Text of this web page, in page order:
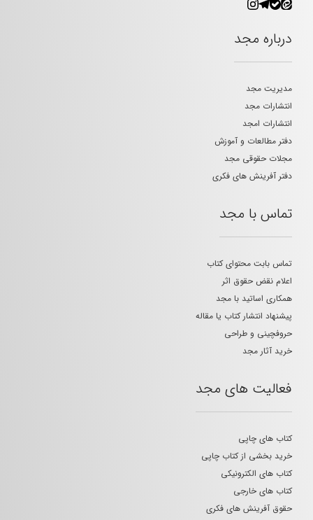
درباره مجد
مدیریت مجد
انتشارات مجد
انتشارات امجد
دفتر مطالعات و آموزش
مجلات حقوقی مجد
دفتر آفرینش های فکری
تماس با مجد
تماس بابت محتوای کتاب
اعلام نقض حقوق اثر
همکاری اساتید با مجد
پیشنهاد انتشار کتاب یا مقاله
حروفچینی و طراحی
خرید آثار مجد
فعالیت های مجد
کتاب های چاپی
خرید بخشی از کتاب چاپی
کتاب های الکترونیکی
کتاب های خارجی
حقوق آفرینش های فکری